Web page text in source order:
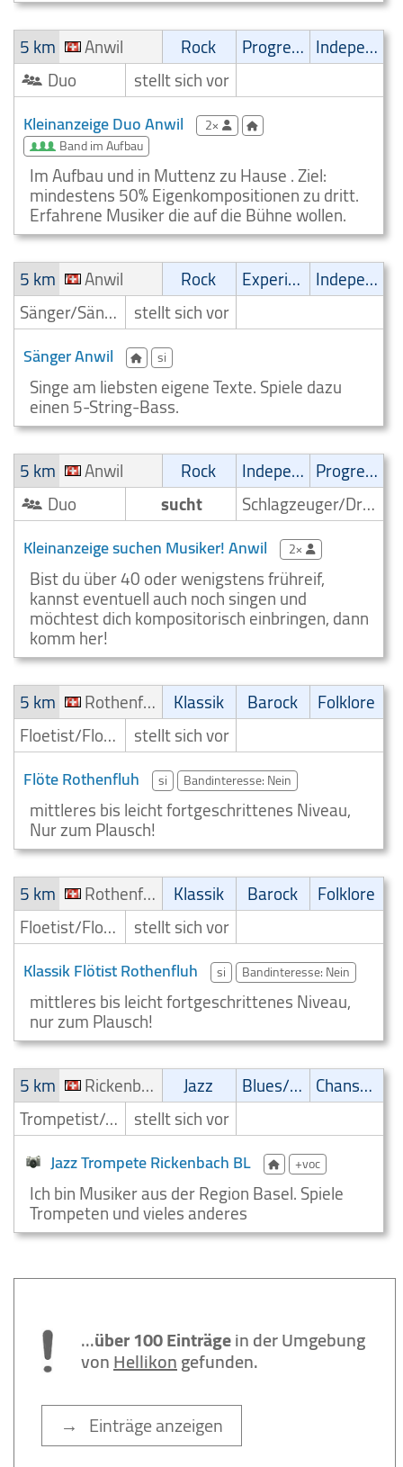
5 km
Anwil Rock Progressive
Independent
Duo
stellt sich vor
Kleinanzeige Duo Anwil
2×
Band im Aufbau
Im Aufbau und in Muttenz zu Hause . Ziel:
mindestens 50% Eigenkompositionen zu dritt.
Erfahrene Musiker die auf die Bühne wollen.
5 km
Anwil Rock Experimental
Independent
Sänger/Sängerin stellt sich vor
Sänger Anwil si
Singe am liebsten eigene Texte. Spiele dazu
einen 5-String-Bass.
5 km
Anwil Rock Independent
Progressive
Duo
sucht Schlagzeuger/Drummer
Kleinanzeige suchen Musiker! Anwil 2×
Bist du über 40 oder wenigstens frühreif,
kannst eventuell auch noch singen und
möchtest dich kompositorisch einbringen, dann
komm her!
5 km
Rothenfluh Klassik Barock
Folklore
Floetist/Floetenspieler
stellt sich vor
Flöte Rothenfluh si Bandinteresse: Nein
mittleres bis leicht fortgeschrittenes Niveau,
Nur zum Plausch!
5 km
Rothenfluh Klassik Barock
Folklore
Floetist/Floetenspieler
stellt sich vor
Klassik Flötist Rothenfluh si Bandinteresse: Nein
mittleres bis leicht fortgeschrittenes Niveau,
nur zum Plausch!
5 km
Rickenbach BL Jazz Blues/Swing
Chanson
Trompetist/Trompeter stellt sich vor
Jazz Trompete Rickenbach BL +voc
Ich bin Musiker aus der Region Basel. Spiele
Trompeten und vieles anderes
...über 100 Einträgein der Umgebung
vonHellikongefunden.
→ Einträge anzeigen